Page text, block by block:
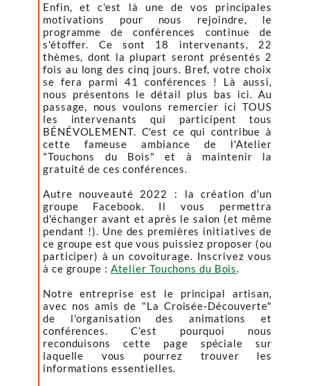
Enfin, et c'est là une de vos principales
motivations pour nous rejoindre, le
programme de conférences continue de
s'étoffer. Ce sont 18 intervenants, 22
thèmes, dont la plupart seront présentés 2
fois au long des cinq jours. Bref, votre choix
se fera parmi 41 conférences ! Là aussi,
nous présentons le détail plus bas ici. Au
passage, nous voulons remercier ici TOUS
les intervenants qui participent tous
BÉNÉVOLEMENT. C'est ce qui contribue à
cette fameuse ambiance de l'Atelier
"Touchons du Bois" et à maintenir la
gratuité de ces conférences.
Autre nouveauté 2022 : la création d'un
groupe Facebook. Il vous permettra
d'échanger avant et après le salon (et même
pendant !). Une des premières initiatives de
ce groupe est que vous puissiez proposer (ou
participer) à un covoiturage. Inscrivez vous
à ce groupe : Atelier Touchons du Bois.
Notre entreprise est le principal artisan,
avec nos amis de "La Croisée-Découverte"
de l'organisation des animations et
conférences. C'est pourquoi nous
reconduisons cette page spéciale sur
laquelle vous pourrez trouver les
informations essentielles.